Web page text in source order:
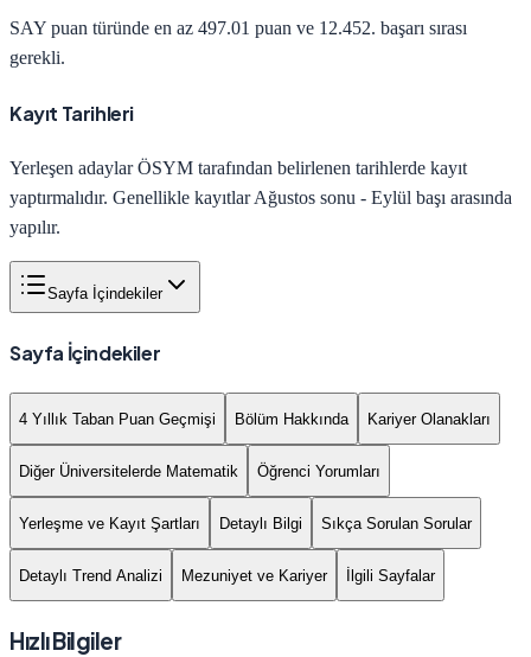
SAY puan türünde en az 497.01 puan ve 12.452. başarı sırası
gerekli.
Kayıt Tarihleri
Yerleşen adaylar ÖSYM tarafından belirlenen tarihlerde kayıt
yaptırmalıdır. Genellikle kayıtlar Ağustos sonu - Eylül başı arasında
yapılır.
Sayfa İçindekiler
Sayfa İçindekiler
4 Yıllık Taban Puan Geçmişi Bölüm Hakkında Kariyer Olanakları
Diğer Üniversitelerde Matematik Öğrenci Yorumları
Yerleşme ve Kayıt Şartları Detaylı Bilgi Sıkça Sorulan Sorular
Detaylı Trend Analizi Mezuniyet ve Kariyer İlgili Sayfalar
Hızlı Bilgiler